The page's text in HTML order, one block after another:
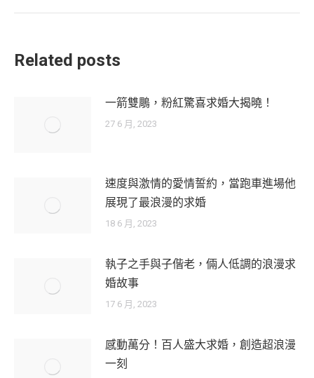
Related posts
一箭雙鵰，粉紅驚喜求婚大揭曉！
27 6 月, 2023
速度與激情的愛情誓約，當跑車進場他
展現了最浪漫的求婚
18 6 月, 2023
執子之手與子偕老，倆人低調的浪漫求
婚故事
17 6 月, 2023
感動萬分！百人盛大求婚，創造超浪漫
一刻